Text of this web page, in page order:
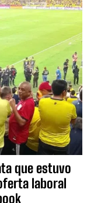
que estuvo
laboral